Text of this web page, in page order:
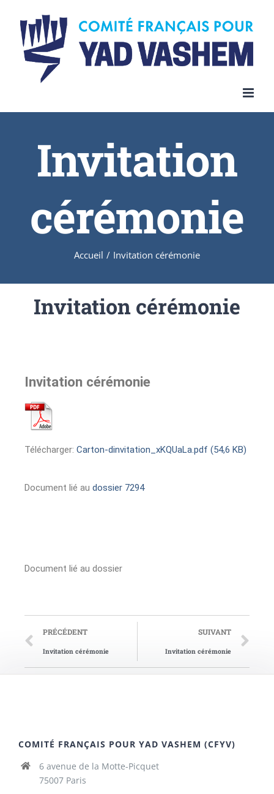
Invitation
cérémonie
Accueil / Invitation cérémonie
Invitation cérémonie
Invitation cérémonie
Télécharger: Carton-dinvitation_xKQUaLa.pdf (54,6 KB)
Document lié au dossier 7294
Document lié au dossier
PRÉCÉDENT
Invitation cérémonie
SUIVANT
Invitation cérémonie
COMITÉ FRANÇAIS POUR YAD VASHEM (CFYV)
6 avenue de la Motte-Picquet
75007 Paris